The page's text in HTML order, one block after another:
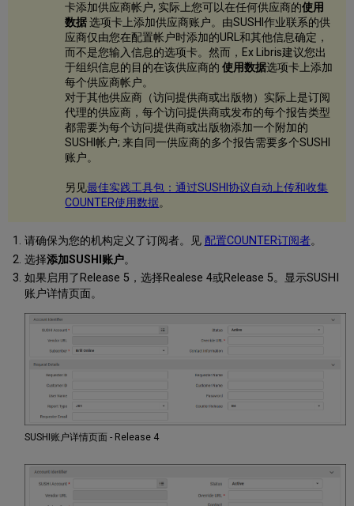
卡添加供应商帐户, 实际上您可以在任何供应商的使用
数据选项卡上添加供应商账户。由SUSHI作业联系的供
应商仅由您在配置帐户时添加的URL和其他信息确定，
而不是您输入信息的选项卡。然而，Ex Libris建议您出
于组织信息的目的在该供应商的使用数据选项卡上添加
每个供应商帐户。
对于其他供应商（访问提供商或出版物）实际上是订阅
代理的供应商，每个访问提供商或发布的每个报告类型
都需要为每个访问提供商或出版物添加一个附加的
SUSHI帐户; 来自同一供应商的多个报告需要多个SUSHI
账户。
另见最佳实践工具包：通过SUSHI协议自动上传和收集
COUNTER使用数据。
请确保为您的机构定义了订阅者。见 配置COUNTER订阅者。
选择添加SUSHI账户。
如果启用了Release 5，选择Realese 4或Release 5。显示SUSHI
账户详情页面。
SUSHI账户详情页面 - Release 4